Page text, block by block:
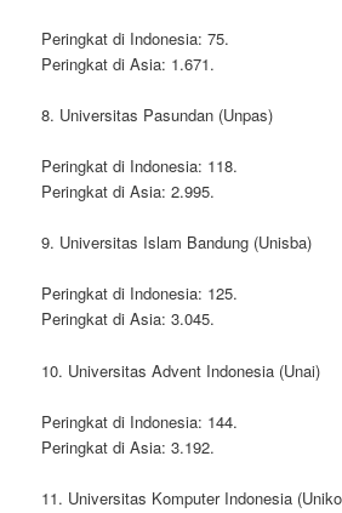
Peringkat di Indonesia: 75.
Peringkat di Asia: 1.671.
8. Universitas Pasundan (Unpas)
Peringkat di Indonesia: 118.
Peringkat di Asia: 2.995.
9. Universitas Islam Bandung (Unisba)
Peringkat di Indonesia: 125.
Peringkat di Asia: 3.045.
10. Universitas Advent Indonesia (Unai)
Peringkat di Indonesia: 144.
Peringkat di Asia: 3.192.
11. Universitas Komputer Indonesia